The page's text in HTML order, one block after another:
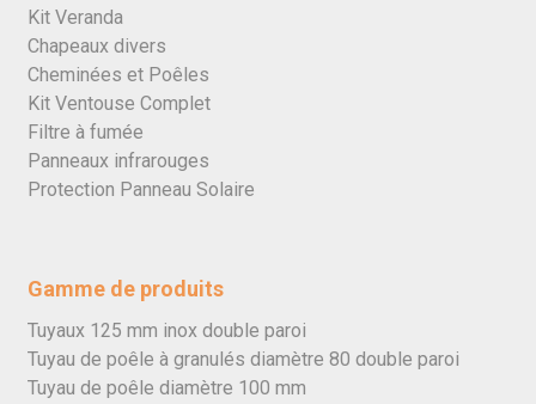
Kit Veranda
Chapeaux divers
Cheminées et Poêles
Kit Ventouse Complet
Filtre à fumée
Panneaux infrarouges
Protection Panneau Solaire
Gamme de produits
Tuyaux 125 mm inox double paroi
Tuyau de poêle à granulés diamètre 80 double paroi
Tuyau de poêle diamètre 100 mm